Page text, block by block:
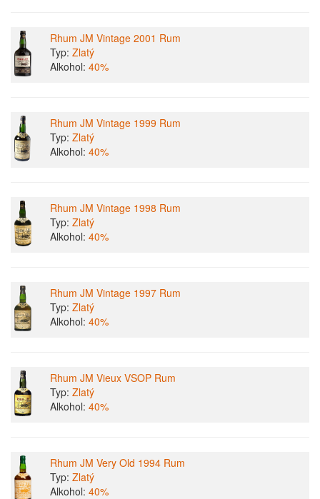
Rhum JM Vintage 2001 Rum
Typ: Zlatý
Alkohol: 40%
Rhum JM Vintage 1999 Rum
Typ: Zlatý
Alkohol: 40%
Rhum JM Vintage 1998 Rum
Typ: Zlatý
Alkohol: 40%
Rhum JM Vintage 1997 Rum
Typ: Zlatý
Alkohol: 40%
Rhum JM Vieux VSOP Rum
Typ: Zlatý
Alkohol: 40%
Rhum JM Very Old 1994 Rum
Typ: Zlatý
Alkohol: 40%